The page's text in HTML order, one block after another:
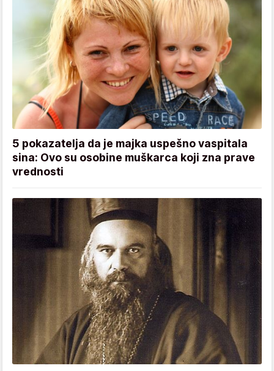
5 pokazatelja da je majka uspešno vaspitala
sina: Ovo su osobine muškarca koji zna prave
vrednosti